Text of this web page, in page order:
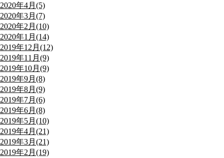
2020年4月(5)
2020年3月(7)
2020年2月(10)
2020年1月(14)
2019年12月(12)
2019年11月(9)
2019年10月(9)
2019年9月(8)
2019年8月(9)
2019年7月(6)
2019年6月(8)
2019年5月(10)
2019年4月(21)
2019年3月(21)
2019年2月(19)